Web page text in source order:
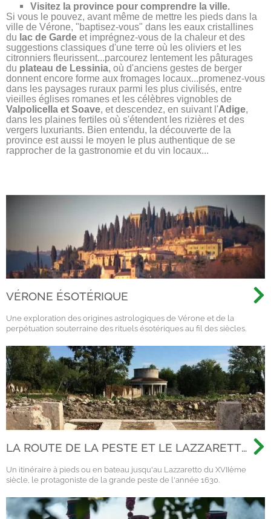
Visitez la province pour comprendre la ville.
Si vous le pouvez, avant même de mettre les pieds dans la
ville de Vérone, "baptisez-vous" dans les eaux cristallines
du lac de Garde et imprégnez-vous de la chaleur et des
suggestions classiques d'une terre où les oliviers et les
citronniers fleurissent...parcourez lentement les pâturages
du plateau de Lessinia, où d'anciens gestes de berger
donnent encore forme aux fromages locaux...promenez-vous
dans les paysages ruraux parmi les plus civilisés, entre
vieilles églises romanes et les célèbres vignobles de
Valpolicella et Soave, et descendez, en suivant l'Adige,
dans les plaines fertiles où s'étendent les rizières et des
vergers luxuriants. Bien entendu, la découverte de la
province est aussi le moyen le plus authentique de se
rapprocher de la gastronomie et du vin locaux...
VÉRONE ÉSOTÉRIQUE
Une exploration des origines astrologiques de Vérone et de la
perpétuation souterraine des rituels ésotériques au fil des siècles.
LA ROUTE DE LA PESTE ET LE LAZZARETTO
Un itinéraire à pieds ou en bateau jusqu'au Lazzaretto du XVIIème
siècle, le protagoniste de la grande peste de l'année 1630.